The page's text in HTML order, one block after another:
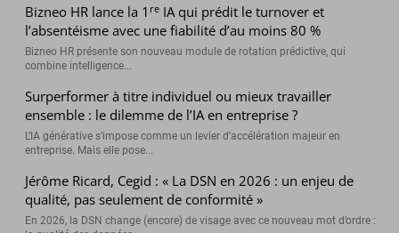
Bizneo HR lance la 1 re IA qui prédit le turnover et
l’absentéisme avec une fiabilité d’au moins 80 %
Bizneo HR présente son nouveau module de rotation prédictive, qui
combine intelligence...
Surperformer à titre individuel ou mieux travailler
ensemble : le dilemme de l’IA en entreprise ?
L’IA générative s’impose comme un levier d’accélération majeur en
entreprise. Mais elle pose...
Jérôme Ricard, Cegid : « La DSN en 2026 : un enjeu de
qualité, pas seulement de conformité »
En 2026, la DSN change (encore) de visage avec ce nouveau mot d’ordre :